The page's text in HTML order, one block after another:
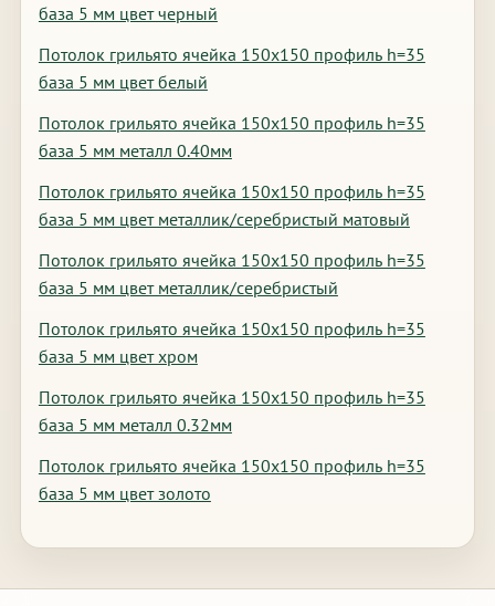
база 5 мм цвет черный
Потолок грильято ячейка 150х150 профиль h=35
база 5 мм цвет белый
Потолок грильято ячейка 150х150 профиль h=35
база 5 мм металл 0.40мм
Потолок грильято ячейка 150х150 профиль h=35
база 5 мм цвет металлик/серебристый матовый
Потолок грильято ячейка 150х150 профиль h=35
база 5 мм цвет металлик/серебристый
Потолок грильято ячейка 150х150 профиль h=35
база 5 мм цвет хром
Потолок грильято ячейка 150х150 профиль h=35
база 5 мм металл 0.32мм
Потолок грильято ячейка 150х150 профиль h=35
база 5 мм цвет золото